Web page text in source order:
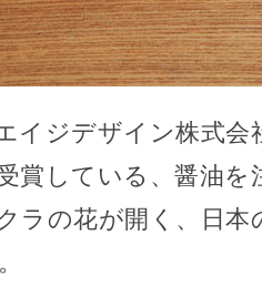
イジデザイン株式会
賞している、醤油を
ラの花が開く、日本